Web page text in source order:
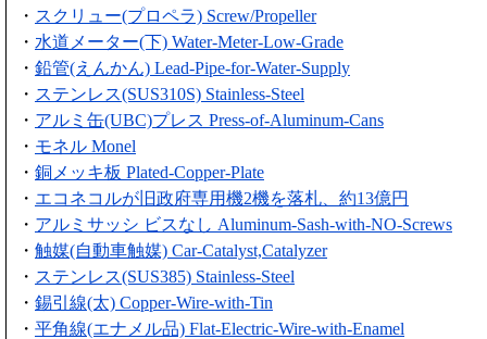
・ スクリュー(プロペラ) Screw/Propeller
・ 水道メーター(下) Water-Meter-Low-Grade
・ 鉛管(えんかん) Lead-Pipe-for-Water-Supply
・ ステンレス(SUS310S) Stainless-Steel
・ アルミ缶(UBC)プレス Press-of-Aluminum-Cans
・ モネル Monel
・ 銅メッキ板 Plated-Copper-Plate
・ エコネコルが旧政府専用機2機を落札、約13億円
・ アルミサッシ ビスなし Aluminum-Sash-with-NO-Screws
・ 触媒(自動車触媒) Car-Catalyst,Catalyzer
・ ステンレス(SUS385) Stainless-Steel
・ 錫引線(太) Copper-Wire-with-Tin
・ 平角線(エナメル品) Flat-Electric-Wire-with-Enamel